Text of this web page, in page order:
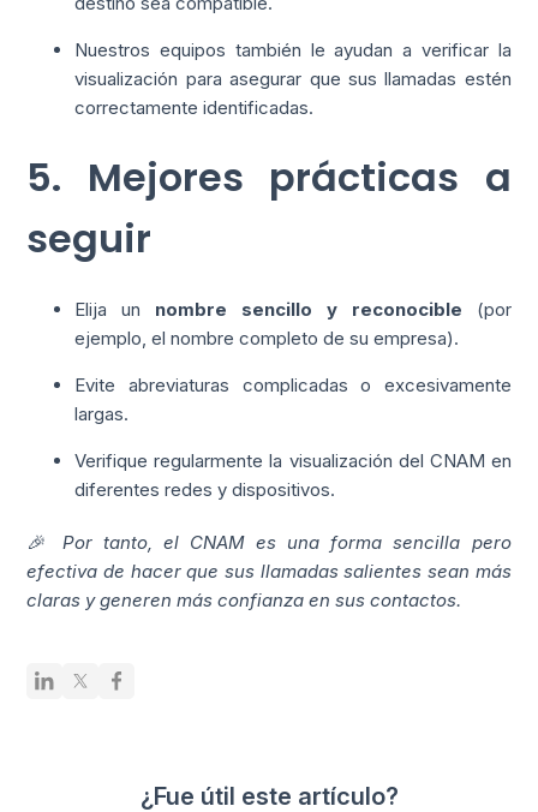
Nuestros equipos también le ayudan a verificar la
visualización para asegurar que sus llamadas estén
correctamente identificadas.
5. Mejores prácticas a
seguir
Elija un nombre sencillo y reconocible (por
ejemplo, el nombre completo de su empresa).
Evite abreviaturas complicadas o excesivamente
largas.
Verifique regularmente la visualización del CNAM en
diferentes redes y dispositivos.
🎉 Por tanto, el CNAM es una forma sencilla pero
efectiva de hacer que sus llamadas salientes sean más
claras y generen más confianza en sus contactos.
¿Fue útil este artículo?